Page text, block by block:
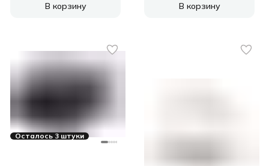
В корзину В корзину
Осталось 3 штуки